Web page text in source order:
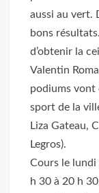
aussi au vert.
bons
d’obtenir la
Valentin
podiums vont
sport de la
Liza Gateau,
Legros).
Cours le lundi
h 30 à 20 h